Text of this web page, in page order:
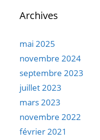
Archives
mai 2025
novembre 2024
septembre 2023
juillet 2023
mars 2023
novembre 2022
février 2021